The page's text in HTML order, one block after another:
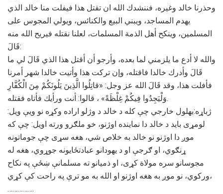
ﻭﺣﺬﺭﻧﺎ ﺧﺎﻟﺪ ﻭﻏﻴﺮﻩ، ﻓﻨﻨﺸﺪﻙ اﻟﻠﻪ اﻥ ﺗﻘﺘﻞ ﻫﺬا ﻓﻴﻔﻠﺖ ﻣﻨﺎ ﺧﺎﻟﺪ اﻟﺬﻱ
ﻳﻬﺪﻡ اﻟﻤﺴﺎﺟﺪ، ﻭﻳﺒﻨﻲ اﻟﺒﻴﻊ ﻭاﻟﻜﻨﺎﺋﺲ، ﻭﻳﻮﻟﻲ اﻟﻤﺠﻮﺱ ﻋﻠﻰ
اﻟﻤﺴﻠﻤﻴﻦ، ﻭﻳﻨﻜﺢ ﺃﻫﻞ اﻟﺬﻣﺔ اﻟﻤﺴﻠﻤﺎﺕ، ﻟﻌﻠﻨﺎ ﻧﻘﺘﻠﻪ ﻓﻴﺮﻳﺢ اﻟﻠﻪ ﻣﻨﻪ
ﻗَﺎﻝَ:
ﻭاﻟﻠﻪ ﻻ ﺃﺩﻉ ﻣﺎ ﻳﻠﺰﻣﻨﻲ ﻟﻤﺎ ﺑﻌﺪﻩ، ﻭﺃﺭﺟﻮ ﺃﻥ ﺃﻗﺘﻞ ﻫﺬا اﻟﺬﻱ ﻗَﺎﻝَ ﻟﻲ ﻣﺎ
ﻗَﺎﻝَ ﻭﺃﺩﺭﻙ ﺧﺎﻟﺪا ﻓﺎﻗﺘﻠﻪ، ﻭﺇﻥ ﺗﺮﻛﺖ ﻫﺬا ﻭﺃﺗﻴﺖ ﺧﺎﻟﺪا ﺷﻬﺮ ﺃﻣﺮﻧﺎ
ﻓﺄﻓﻠﺖ ﻫﺬا، ﻭﻗﺪ ﻗَﺎﻝَ اﻟﻠﻪ ﻋﺰ ﻭﺟﻞ: «ﻗﺎﺗِﻠُﻮا اﻟَّﺬِﻳﻦَ ﻳَﻠُﻮﻧَﻜُﻢْ ﻣِﻦَ اﻟْﻜُﻔَّﺎﺭِ
ﻭَﻟْﻴَﺠِﺪُﻭا ﻓِﻴﻜُﻢْ ﻏِﻠْﻈَﺔً» ، ﻗﺎﻟﻮا: ﺃﻧﺖ ﻭﺭﺃﻳﻚ ﻓﺄﺗﺎﻩ ﻓﻘﺘﻠﻪ.
ژباړه:بهلول خارجي چې کله د خالد د وژلو اراده وکړه نو ویې ویل:
لومړی باید د خالد دا نماینده اوژنو، خو ملګرو ورته اویل: چې که
موږ دا اوژنو نو خالد به خلاص شي، هغه سړی چې جوماتونه
ړنګوي، او ګرجې او د یهودانو عبادتځایونه جوړوي، هغه له
مجوسانو سره مولاة کړی، او ذمیانو ته مسلمانې ښځې په نکاح
ورکوي، نو موږ به هغه اوژنو او الله به مو ترې په راحت کې کړي،
…………….